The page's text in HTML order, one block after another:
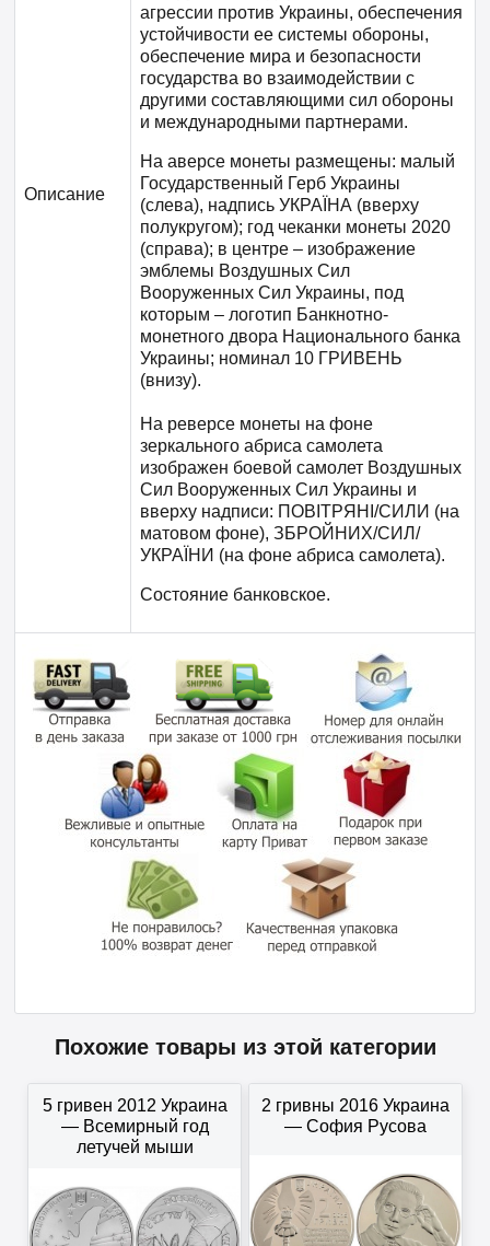
Описание
агрессии против Украины, обеспечения
устойчивости ее системы обороны,
обеспечение мира и безопасности
государства во взаимодействии с
другими составляющими сил обороны
и международными партнерами.
На аверсе монеты размещены: малый
Государственный Герб Украины
(слева), надпись УКРАЇНА (вверху
полукругом); год чеканки монеты 2020
(справа); в центре – изображение
эмблемы Воздушных Сил
Вооруженных Сил Украины, под
которым – логотип Банкнотно-
монетного двора Национального банка
Украины; номинал 10 ГРИВЕНЬ
(внизу).
На реверсе монеты на фоне
зеркального абриса самолета
изображен боевой самолет Воздушных
Сил Вооруженных Сил Украины и
вверху надписи: ПОВІТРЯНІ/СИЛИ (на
матовом фоне), ЗБРОЙНИХ/СИЛ/
УКРАЇНИ (на фоне абриса самолета).
Состояние банковское.
Похожие товары из этой категории
5 гривен 2012 Украина
— Всемирный год
летучей мыши
2 гривны 2016 Украина
— София Русова